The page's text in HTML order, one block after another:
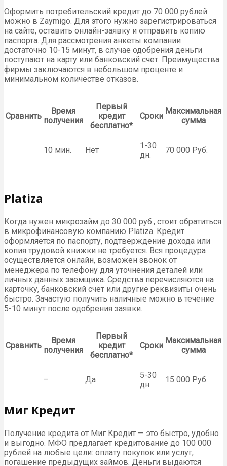
Оформить потребительский кредит до 70 000 рублей
можно в Zaymigo. Для этого нужно зарегистрироваться
на сайте, оставить онлайн-заявку и отправить копию
паспорта. Для рассмотрения анкеты компании
достаточно 10-15 минут, в случае одобрения деньги
поступают на карту или банковский счет. Преимущества
фирмы заключаются в небольшом проценте и
минимальном количестве отказов.
Сравнить
Время
получения
Первый
кредит
бесплатно*
Сроки
Максимальная
сумма
10 мин. Нет
1-30
дн.
70 000 Руб.
Platiza
Когда нужен микрозайм до 30 000 руб., стоит обратиться
в микрофинансовую компанию Platiza. Кредит
оформляется по паспорту, подтверждение дохода или
копия трудовой книжки не требуется. Вся процедура
осуществляется онлайн, возможен звонок от
менеджера по телефону для уточнения деталей или
личных данных заемщика. Средства перечисляются на
карточку, банковский счет или другие реквизиты очень
быстро. Зачастую получить наличные можно в течение
5-10 минут после одобрения заявки.
Сравнить
Время
получения
Первый
кредит
бесплатно*
Сроки
Максимальная
сумма
– Да
5-30
дн.
15 000 Руб.
Миг Кредит
Получение кредита от Миг Кредит — это быстро, удобно
и выгодно. МФО предлагает кредитование до 100 000
рублей на любые цели: оплату покупок или услуг,
погашение предыдущих займов. Деньги выдаются